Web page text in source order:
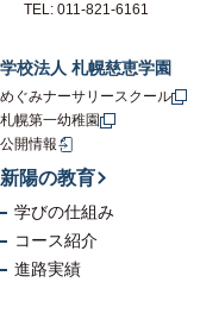
TEL: 011-821-6161
学校法人 札幌慈恵学園
めぐみナーサリースクール
札幌第一幼稚園
公開情報
新陽の教育
学びの仕組み
コース紹介
進路実績